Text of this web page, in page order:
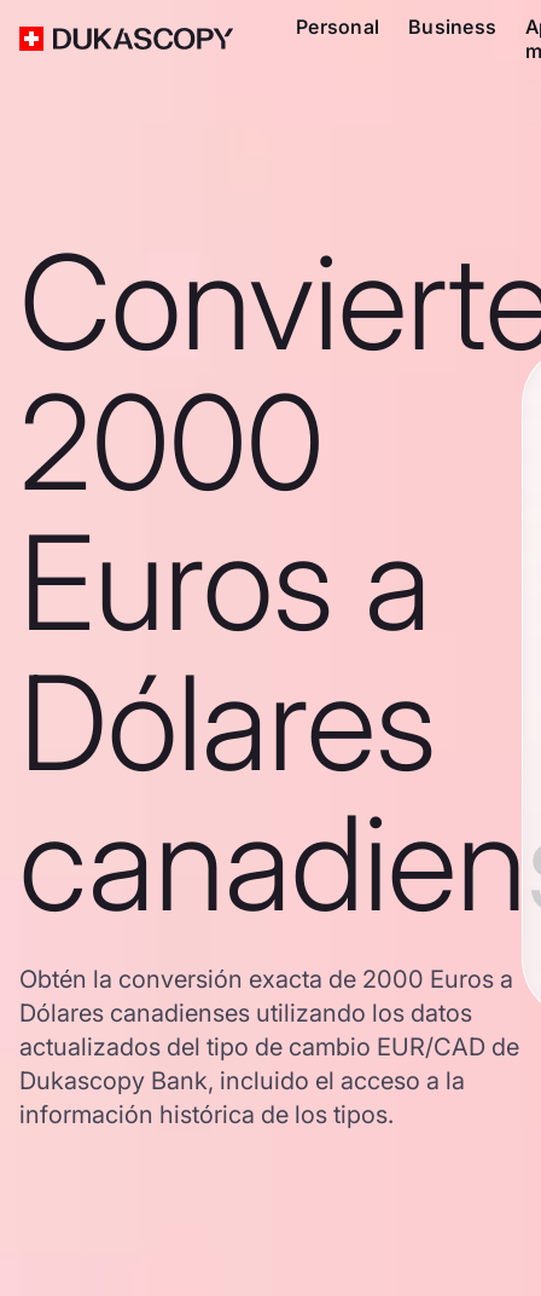
Personal Business
2000
Euros a
Dólares
Obtén la conversión exacta de 2000 Euros a
Dólares canadienses utilizando los datos
actualizados del tipo de cambio EUR/CAD de
Dukascopy Bank, incluido el acceso a la
información histórica de los tipos.